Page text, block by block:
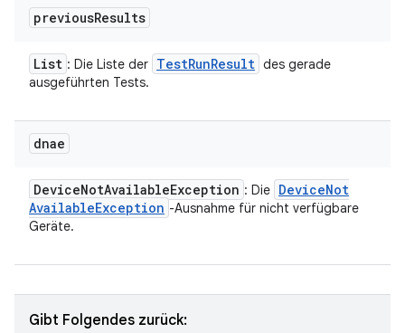
previousResults
List : Die Liste der TestRunResult des gerade
ausgeführten Tests.
dnae
DeviceNotAvailableException : Die DeviceNot
AvailableException -Ausnahme für nicht verfügbare
Geräte.
Gibt Folgendes zurück: